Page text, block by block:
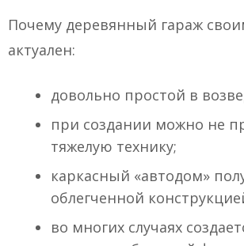
Почему деревянный гараж
актуален:
довольно простой в
при создании можно не
тяжелую технику;
каркасный «автодом»
облегченной
во многих случаях